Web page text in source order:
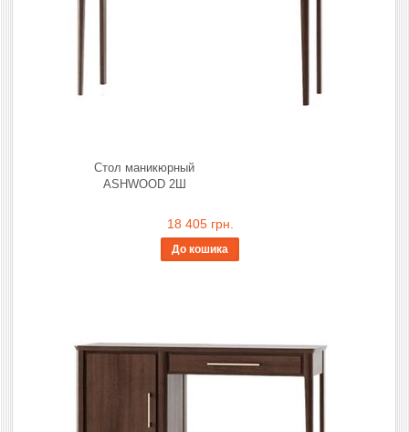
Стол маникюрный
ASHWOOD 2Ш
18 405 грн.
До кошика